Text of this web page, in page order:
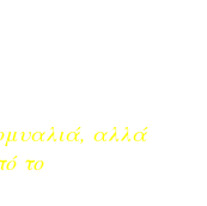
αλλά
το